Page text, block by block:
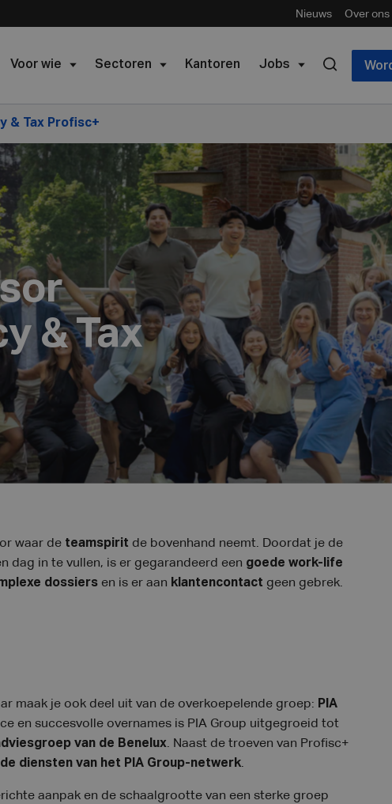
Nieuws Over ons
Voor wie Sectoren Kantoren Jobs
& Tax Profisc+
& Tax
waar de teamspirit de bovenhand neemt. Doordat je de
dag in te vullen, is er gegarandeerd een goede work-life
dossiers en is er aan klantencontact geen gebrek.
maak je ook deel uit van de overkoepelende groep: PIA
en succesvolle overnames is PIA Group uitgegroeid tot
van de Benelux. Naast de troeven van Profisc+
diensten van het PIA Group-netwerk.
aanpak en de schaalgrootte van een sterke groep